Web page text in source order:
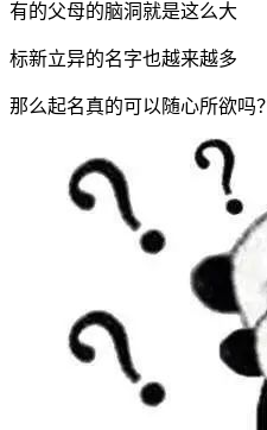
有的父母的脑洞就是这么大
标新立异的名字也越来越多
那么起名真的可以随心所欲吗？